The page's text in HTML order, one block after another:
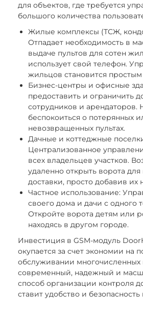
для объектов, где требуется
большого количества
Жилые комплексы (ТСЖ,
Отпадает необходимость в
выдаче пультов для сотен
использует свой телефон.
жильцов становится
Бизнес-центры и офисные
предоставить и ограничить
сотрудников и арендаторов.
беспокоиться о потерянных
невозвращенных пультах.
Дачные и коттеджные
Централизованное
всех владельцев участков.
удаленно открыть ворота
доставки, просто добавив их
Частное использование:
своего дома и дачи с одного
Откройте ворота детям или
находясь в другом городе.
Инвестиция в GSM-модуль
окупается за счет экономии на
обслуживании многочисленных
современный, надежный и
способ организации контроля
ставит удобство и